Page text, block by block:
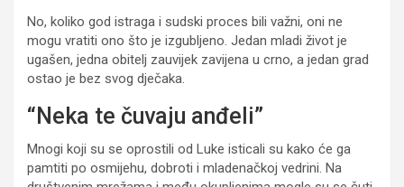
No, koliko god istraga i sudski proces bili važni, oni ne
mogu vratiti ono što je izgubljeno. Jedan mladi život je
ugašen, jedna obitelj zauvijek zavijena u crno, a jedan grad
ostao je bez svog dječaka.
“Neka te čuvaju anđeli”
Mnogi koji su se oprostili od Luke isticali su kako će ga
pamtiti po osmijehu, dobroti i mladenačkoj vedrini. Na